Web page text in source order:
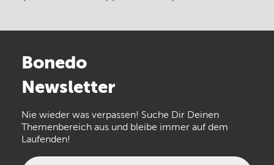
Arturia
the t.bone
Walrus Audio Epiphone
Bonedo
Newsletter
Nie wieder was verpassen! Suche Dir Deinen
Themenbereich aus und bleibe immer auf dem
Laufenden!